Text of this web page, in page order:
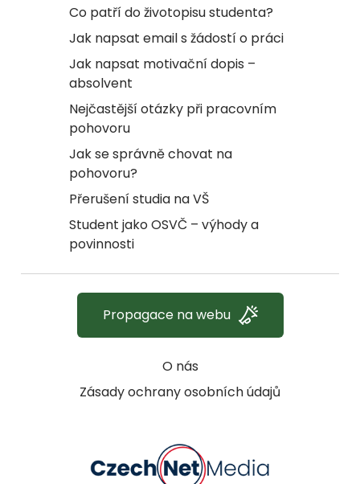
Co patří do životopisu studenta?
Jak napsat email s žádostí o práci
Jak napsat motivační dopis –
absolvent
Nejčastější otázky při pracovním
pohovoru
Jak se správně chovat na
pohovoru?
Přerušení studia na VŠ
Student jako OSVČ – výhody a
povinnosti
O nás
Zásady ochrany osobních údajů
Propagace na webu